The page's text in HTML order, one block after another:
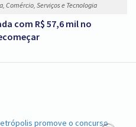
Comércio, Serviços e Tecnologia
com R$ 57,6 mil no